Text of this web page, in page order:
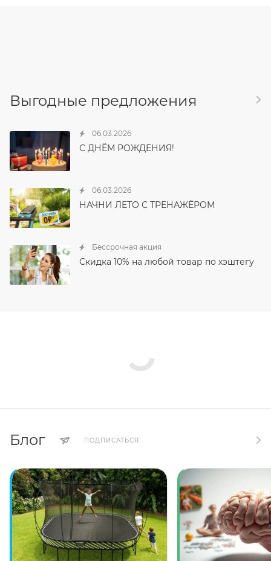
Выгодные предложения
06.03.2026
С ДНЁМ РОЖДЕНИЯ!
06.03.2026
НАЧНИ ЛЕТО С ТРЕНАЖЁРОМ
Бессрочная акция
Скидка 10% на любой товар по хэштегу
Блог ПОДПИСАТЬСЯ